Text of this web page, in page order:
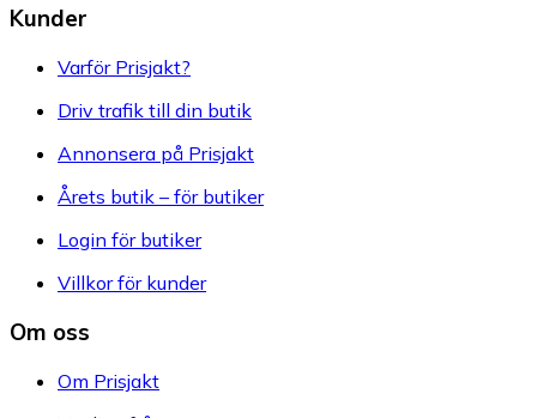
Kunder
Varför Prisjakt?
Driv trafik till din butik
Annonsera på Prisjakt
Årets butik – för butiker
Login för butiker
Villkor för kunder
Om oss
Om Prisjakt